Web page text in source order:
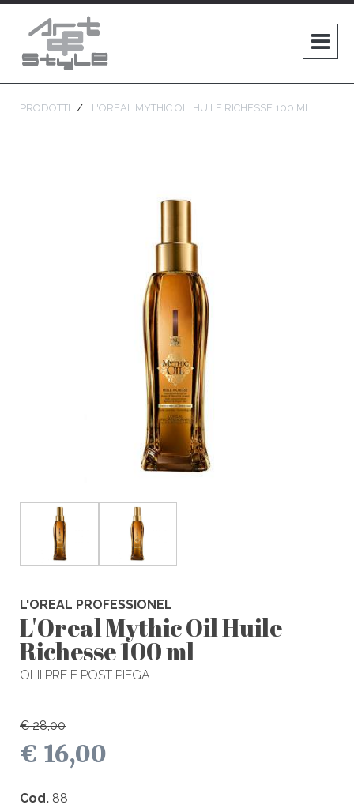
PRODOTTI L'OREAL MYTHIC OIL HUILE RICHESSE 100 ML
L'OREAL PROFESSIONEL
L'Oreal Mythic Oil Huile
Richesse 100 ml
OLII PRE E POST PIEGA
€ 28,00
€ 16,00
Cod. 88